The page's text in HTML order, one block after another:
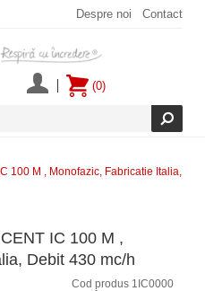
Despre noi Contact
(0)
100 M , Monofazic, Fabricatie Italia,
IC 100 M ,
Debit 430 mc/h
Cod produs 1IC0000